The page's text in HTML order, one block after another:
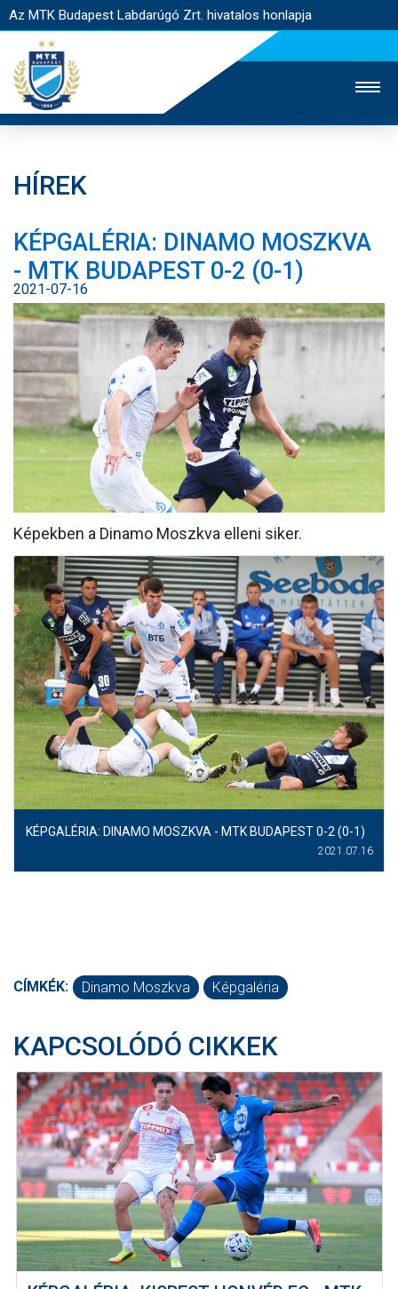
Az MTK Budapest Labdarúgó Zrt. hivatalos honlapja
JEGYÉRTÉKESÍTÉS
WEBSHOP
STADION
EGYESÜLET
KAPCSOLAT
NYITÓLAP
HÍREK
CSAPATOK
MÉRKŐZÉSEK
KLUB
GALÉRIA
SZURKOLÓI ÉLMÉNYEK
AKKREDITÁCIÓ
HÍREK
KÉPGALÉRIA: DINAMO MOSZKVA
- MTK BUDAPEST 0-2 (0-1)
2021-07-16
Képekben a Dinamo Moszkva elleni siker.
KÉPGALÉRIA: DINAMO MOSZKVA - MTK BUDAPEST 0-2 (0-1)
2021.07.16
CÍMKÉK: Dinamo Moszkva Képgaléria
KAPCSOLÓDÓ CIKKEK